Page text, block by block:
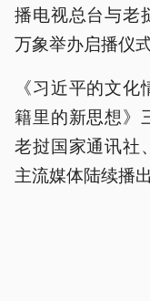
播电视总台与老
万象举办启播仪式
《习近平的文
籍里的新思想》
老挝国家通讯社
主流媒体陆续播出